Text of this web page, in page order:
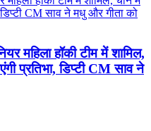
महिला हॉकी टीम में शामिल,
प्रतिभा, डिप्टी CM साव ने